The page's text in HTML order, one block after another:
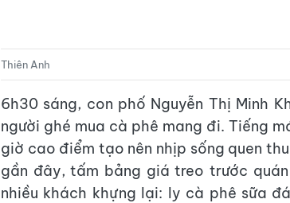
Thiên Anh
6h30 sáng, con phố Nguyễn Thị Minh
người ghé mua cà phê mang đi. Tiếng
giờ cao điểm tạo nên nhịp sống quen
gần đây, tấm bảng giá treo trước
nhiều khách khựng lại: ly cà phê sữa